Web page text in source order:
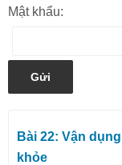
Mật khẩu:
Bài 22: Vận
khỏe